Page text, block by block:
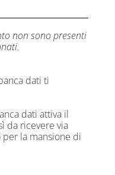
non sono presenti
dati ti
dati attiva il
da ricevere via
la mansione di